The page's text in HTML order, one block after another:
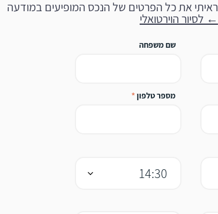
ראיתי את כל הפרטים של הנכס המופיעים במודעה
← לסיור הוירטואלי
שם משפחה
מספר טלפון
14:30